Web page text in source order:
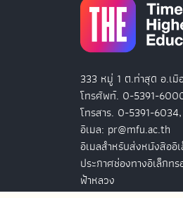
333 หมู่ 1 ต.ท่าสุด อ.เ
โทรศัพท์. 0-5391-
โทรสาร. 0-5391-
อีเมล: pr@mfu.ac.th
อีเมลสำหรับส่งหนังสืออิ
ประกาศช่องทางอิเล็กท
ฟ้าหลวง